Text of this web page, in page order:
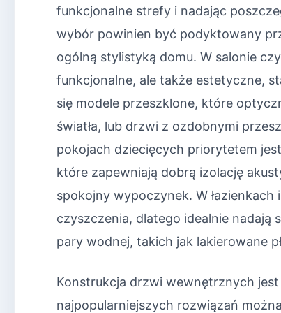
funkcjonalne strefy i nadając
wybór powinien być podyktowany
ogólną stylistyką domu. W salonie
funkcjonalne, ale także estetyczne,
się modele przeszklone, które
światła, lub drzwi z ozdobnymi
pokojach dziecięcych priorytetem
które zapewniają dobrą izolację
spokojny wypoczynek. W
czyszczenia, dlatego idealnie nadają
pary wodnej, takich jak lakierowane
Konstrukcja drzwi wewnętrznych
najpopularniejszych rozwiązań